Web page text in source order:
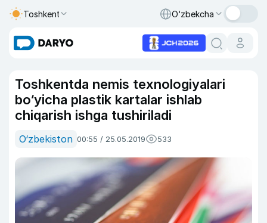
Toshkent O‘zbekcha
Toshkentda nemis texnologiyalari
bo‘yicha plastik kartalar ishlab
chiqarish ishga tushiriladi
O‘zbekiston 00:55 / 25.05.2019 533